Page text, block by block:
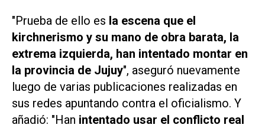
"Prueba de ello es la escena que el
kirchnerismo y su mano de obra barata, la
extrema izquierda, han intentado montar en
la provincia de Jujuy", aseguró nuevamente
luego de varias publicaciones realizadas en
sus redes apuntando contra el oficialismo. Y
añadió: "Han intentado usar el conflicto real